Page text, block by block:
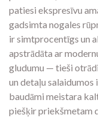
patiesi ekspresīvu
gadsimta nogales
ir simtprocentīgs un
apstrādāta ar
gludumu — tieši
un detaļu salaidumos
baudāmi meistara
piešķir priekšmetam